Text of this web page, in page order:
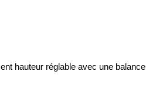
hauteur réglable avec une